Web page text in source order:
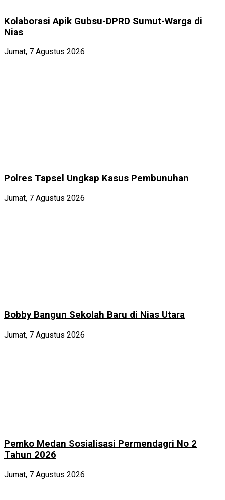
Kolaborasi Apik Gubsu-DPRD Sumut-Warga di
Nias
Jumat, 7 Agustus 2026
Polres Tapsel Ungkap Kasus Pembunuhan
Jumat, 7 Agustus 2026
Bobby Bangun Sekolah Baru di Nias Utara
Jumat, 7 Agustus 2026
Pemko Medan Sosialisasi Permendagri No 2
Tahun 2026
Jumat, 7 Agustus 2026